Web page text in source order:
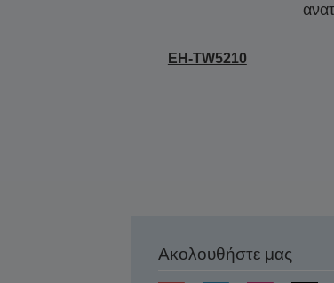
EH-TW5210
Ακολουθήστε μας